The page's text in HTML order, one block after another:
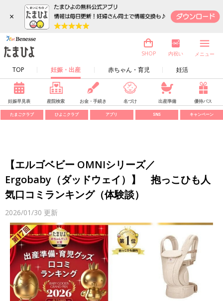
×
TOP 妊娠・出産 赤ちゃん・育児 妊活
SHOP 内祝い メニュー
妊娠早見表 産院検索 お金・手続き 名づけ 出産準備 優待パス
たまごクラブ ひよこクラブ アプリ SNS キャンペーン
【エルゴベビー OMNIシリーズ／
Ergobaby（ダッドウェイ）】 抱っこひも人
気口コミランキング（体験談）
2026/01/30 更新